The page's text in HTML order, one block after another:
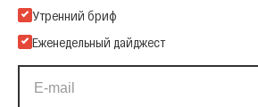
Подпишитесь на нашу Email-рассылку
Утренний бриф
Еженедельный дайджест